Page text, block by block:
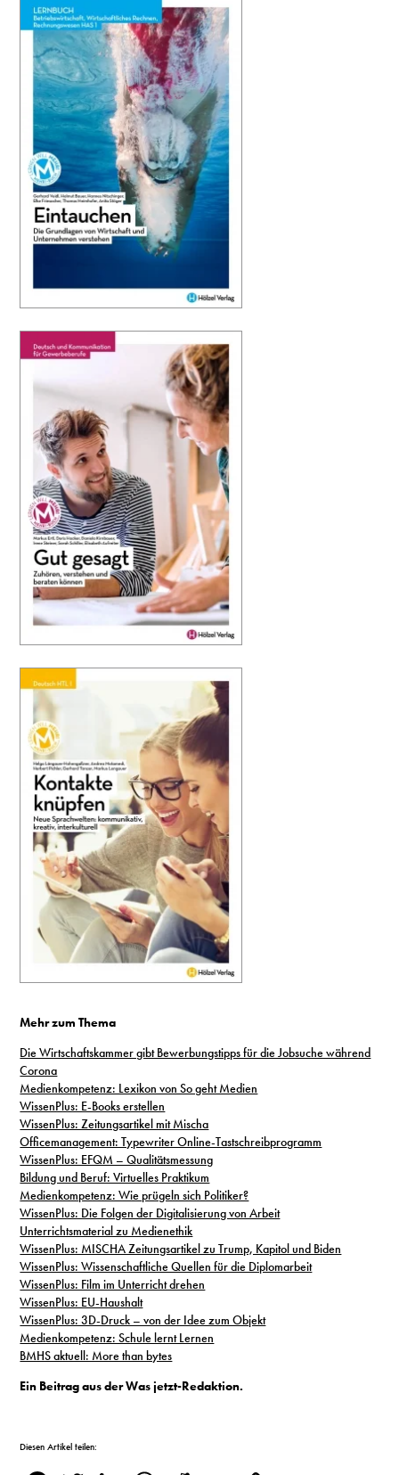
Mehr zum Thema
Die Wirtschaftskammer gibt Bewerbungstipps für die Jobsuche während
Corona
Medienkompetenz: Lexikon von So geht Medien
WissenPlus: E-Books erstellen
WissenPlus: Zeitungsartikel mit Mischa
Officemanagement: Typewriter Online-Tastschreibprogramm
WissenPlus: EFQM – Qualitätsmessung
Bildung und Beruf: Virtuelles Praktikum
Medienkompetenz: Wie prügeln sich Politiker?
WissenPlus: Die Folgen der Digitalisierung von Arbeit
Unterrichtsmaterial zu Medienethik
WissenPlus: MISCHA Zeitungsartikel zu Trump, Kapitol und Biden
WissenPlus: Wissenschaftliche Quellen für die Diplomarbeit
WissenPlus: Film im Unterricht drehen
WissenPlus: EU-Haushalt
WissenPlus: 3D-Druck – von der Idee zum Objekt
Medienkompetenz: Schule lernt Lernen
BMHS aktuell: More than bytes
Ein Beitrag aus der Was jetzt-Redaktion.
Diesen Artikel teilen: